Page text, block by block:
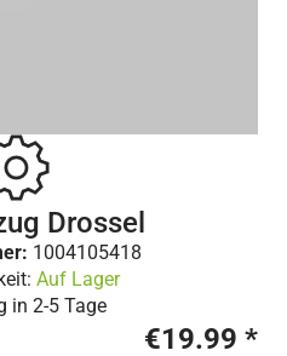
Drossel
1004105418
Auf Lager
in 2-5 Tage
€19.99 *